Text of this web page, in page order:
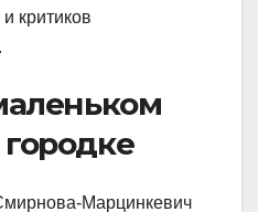
критиков
Марцинкевич